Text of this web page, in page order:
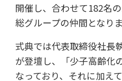
開催し、合わせて182名
総グループの仲間となり
式典では代表取締役社
が登壇し、「少子高齢化
なっており、それに加え